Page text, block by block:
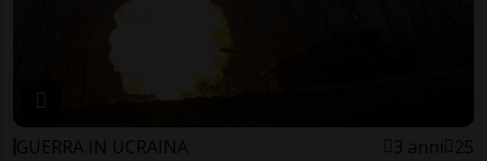
GUERRA IN UCRAINA 3 anni 25